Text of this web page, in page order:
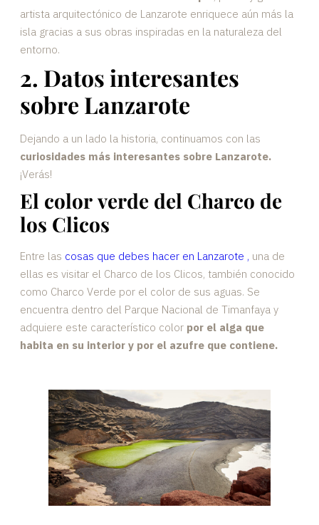
artista arquitectónico de Lanzarote enriquece aún más la
isla gracias a sus obras inspiradas en la naturaleza del
entorno.
2. Datos interesantes
sobre Lanzarote
Dejando a un lado la historia, continuamos con las
curiosidades más interesantes sobre Lanzarote.
¡Verás!
El color verde del Charco de
los Clicos
Entre las cosas que debes hacer en Lanzarote , una de
ellas es visitar el Charco de los Clicos, también conocido
como Charco Verde por el color de sus aguas. Se
encuentra dentro del Parque Nacional de Timanfaya y
adquiere este característico color por el alga que
habita en su interior y por el azufre que contiene.